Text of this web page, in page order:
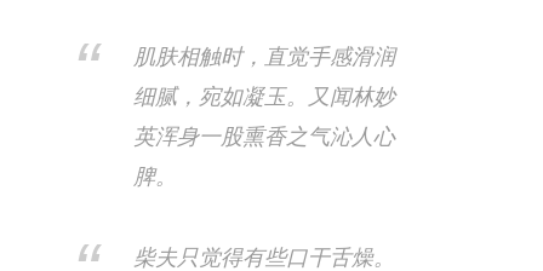
肌肤相触时，直觉手感滑润
细腻，宛如凝玉。又闻林妙
英浑身一股熏香之气沁人心
脾。
柴夫只觉得有些口干舌燥。